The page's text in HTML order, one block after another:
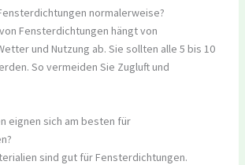
normalerweise?
Fensterdichtungen hängt von
und Nutzung ab. Sie sollten alle 5 bis 10
So vermeiden Sie Zugluft und
eignen sich am besten für
sind gut für Fensterdichtungen.